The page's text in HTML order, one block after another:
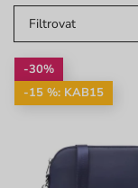
Filtrovat
-30%
-15 %: KAB15